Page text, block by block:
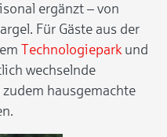
ergänzt – von
Für Gäste aus der
Technologieparkund
wechselnde
hausgemachte